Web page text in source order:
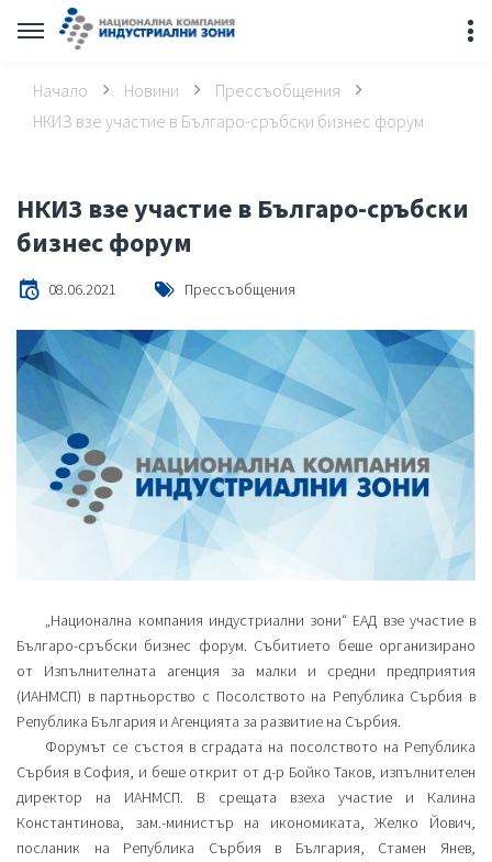
Начало Новини
Прессъобщения
НКИЗ взе участие в Българо-сръбски бизнес форум
НКИЗ взе участие в Българо-сръбски
бизнес форум
08.06.2021 Прессъобщения
„Национална компания индустриални зони“ ЕАД взе участие в
Българо-сръбски бизнес форум. Събитието беше организирано
от Изпълнителната агенция за малки и средни предприятия
(ИАНМСП) в партньорство с Посолството на Република Сърбия в
Република България и Агенцията за развитие на Сърбия.
Форумът се състоя в сградата на посолството на Република
Сърбия в София, и беше открит от д-р Бойко Таков, изпълнителен
директор на ИАНМСП. В срещата взеха участие и Калина
Константинова, зам.-министър на икономиката, Желко Йович,
посланик на Република Сърбия в България, Стамен Янев,